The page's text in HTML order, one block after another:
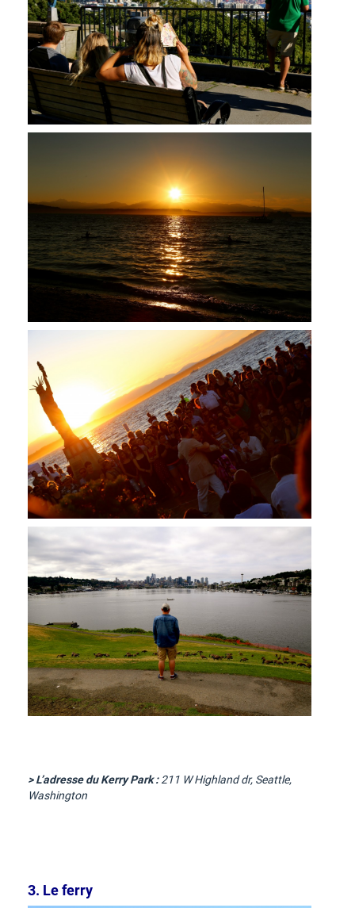
> L’adresse du Kerry Park :211 W Highland dr, Seattle,
Washington
3. Le ferry